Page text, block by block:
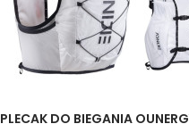
PLECAK DO BIEGANIA